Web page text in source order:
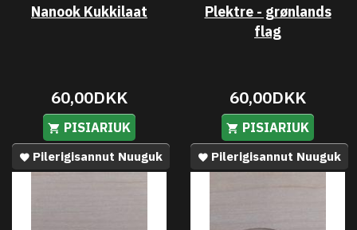
Nanook Kukkilaat
60,00DKK
PISIARIUK
Pilerigisannut Nuuguk
Plektre - grønlands
flag
60,00DKK
PISIARIUK
Pilerigisannut Nuuguk